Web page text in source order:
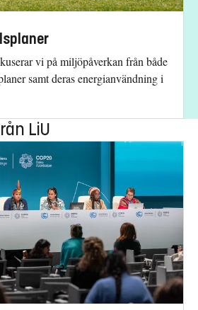
vi på miljöpåverkan från både
samt deras energianvändning i
LiU